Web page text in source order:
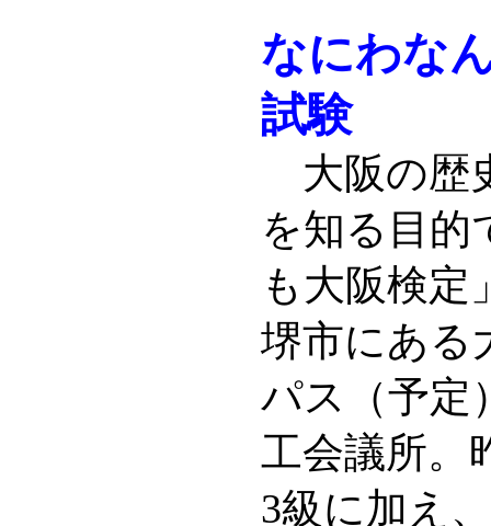
なにわな
試験
大阪の歴
を知る目的
も大阪検定
堺市にある
パス（予定
工会議所。
3級に加え